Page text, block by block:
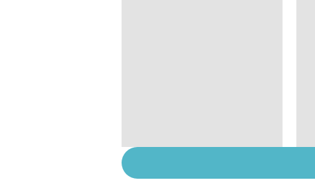
vitiligo